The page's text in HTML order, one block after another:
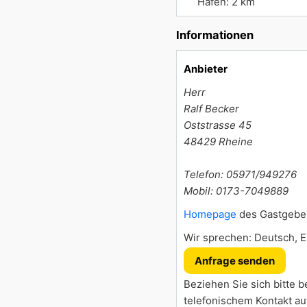
Informationen
Anbieter
Herr
Ralf Becker
Oststrasse 45
48429 Rheine
Telefon: 05971/949276
Mobil: 0173-7049889
Homepage des
Wir sprechen: Deutsch,
Anfrage senden
Beziehen Sie sich bitte
telefonischem Kontakt